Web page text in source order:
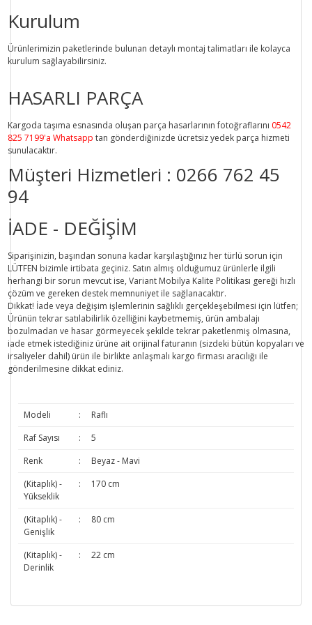
Kurulum
Ürünlerimizin paketlerinde bulunan detaylı montaj talimatları ile kolayca
kurulum sağlayabilirsiniz.
HASARLI PARÇA
Kargoda taşıma esnasında oluşan parça hasarlarının fotoğraflarını 0542
825 7199'a Whatsapp tan gönderdiğinizde ücretsiz yedek parça hizmeti
sunulacaktır.
Müşteri Hizmetleri : 0266 762 45
94
İADE - DEĞİŞİM
Siparişinizin, başından sonuna kadar karşılaştığınız her türlü sorun için
LÜTFEN bizimle irtibata geçiniz. Satın almış olduğumuz ürünlerle ilgili
herhangi bir sorun mevcut ise, Variant Mobilya Kalite Politikası gereği hızlı
çözüm ve gereken destek memnuniyet ile sağlanacaktır.
Dikkat! İade veya değişim işlemlerinin sağlıklı gerçekleşebilmesi için lütfen;
Ürünün tekrar satılabilirlik özelliğini kaybetmemiş, ürün ambalajı
bozulmadan ve hasar görmeyecek şekilde tekrar paketlenmiş olmasına,
iade etmek istediğiniz ürüne ait orijinal faturanın (sizdeki bütün kopyaları ve
irsaliyeler dahil) ürün ile birlikte anlaşmalı kargo firması aracılığı ile
gönderilmesine dikkat ediniz.
Modeli :
Raflı
Raf Sayısı
:
5
Renk
:
Beyaz - Mavi
(Kitaplık) -
Yükseklik
: 170 cm
(Kitaplık) -
Genişlik
: 80 cm
(Kitaplık) -
Derinlik
: 22 cm